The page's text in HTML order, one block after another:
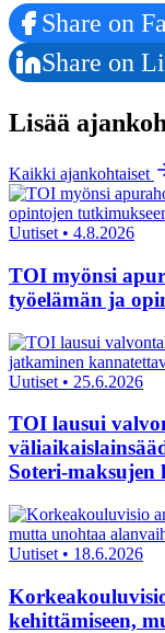
Share on
Share on
Lisää
Kaikki ajankohtaiset
Uutiset • 4.8.2026
TOI myönsi
työelämän ja
Uutiset • 25.6.2026
TOI lausui
Soteri-
Uutiset • 18.6.2026
kehittämiseen,